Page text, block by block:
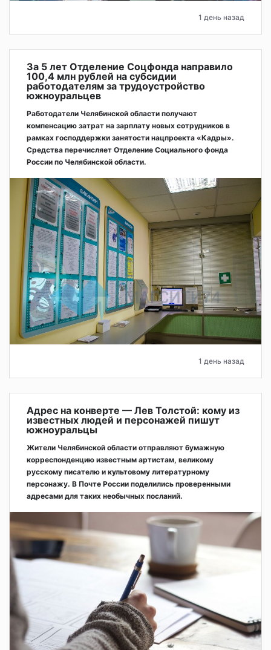
1 день назад
За 5 лет Отделение Соцфонда направило
100,4 млн рублей на субсидии
работодателям за трудоустройство
южноуральцев
Работодатели Челябинской области получают
компенсацию затрат на зарплату новых сотрудников в
рамках господдержки занятости нацпроекта «Кадры».
Средства перечисляет Отделение Социального фонда
России по Челябинской области.
1 день назад
Адрес на конверте — Лев Толстой: кому из
известных людей и персонажей пишут
южноуральцы
Жители Челябинской области отправляют бумажную
корреспонденцию известным артистам, великому
русскому писателю и культовому литературному
персонажу. В Почте России поделились проверенными
адресами для таких необычных посланий.